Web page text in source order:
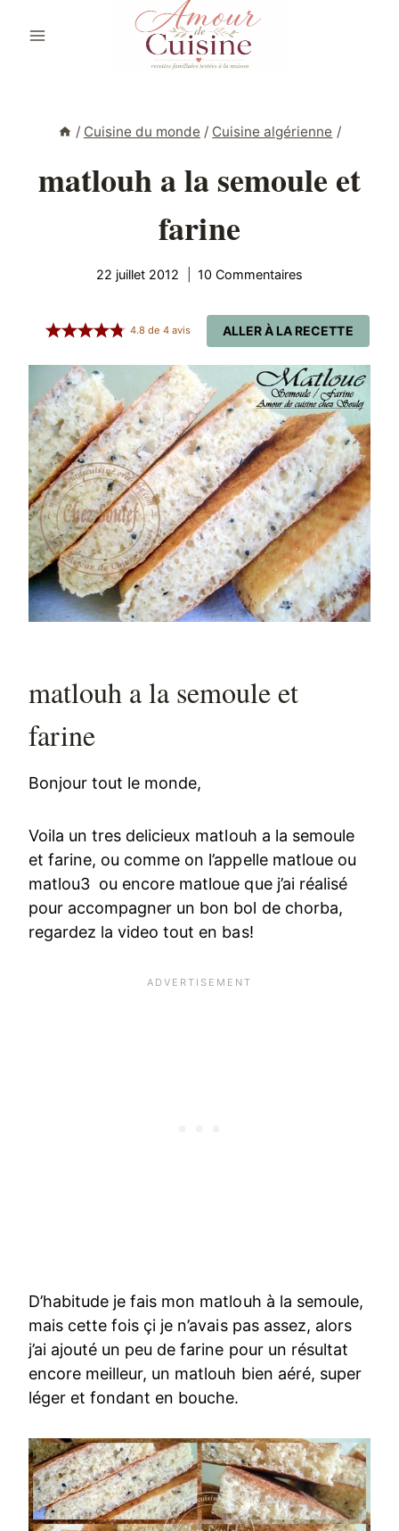
/ Cuisine du monde / Cuisine algérienne /
matlouh a la semoule et
farine
22 juillet 2012 10 Commentaires
ALLER À LA RECETTE
4.8 de4 avis
matlouh a la semoule et
farine
Bonjour tout le monde,
Voila un tres delicieux matlouh a la semoule
et farine, ou comme on l’appelle matloue ou
matlou3 ou encore matloue que j’ai réalisé
pour accompagner un bon bol de chorba,
regardez la video tout en bas!
D’habitude je fais mon matlouh à la semoule,
mais cette fois çi je n’avais pas assez, alors
j’ai ajouté un peu de farine pour un résultat
encore meilleur, un matlouh bien aéré, super
léger et fondant en bouche.